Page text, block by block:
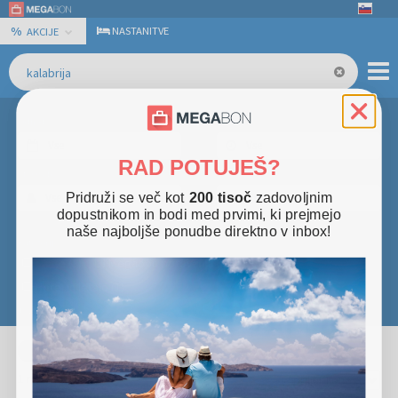
% AKCIJE NASTANITVE
Trajanje
Cena
Vse
Morje(1) Megabon potovanja(1) Ponudbe za pare(1)
Zvezdic
+ Več filtrov
kalabrija ×
razvrsti po
rezultat
RAD POTUJEŠ?
Pridruži se več kot 200 tisoč zadovoljnim
dopustnikom in bodi med prvimi, ki prejmejo
naše najboljše ponudbe direktno v inbox!